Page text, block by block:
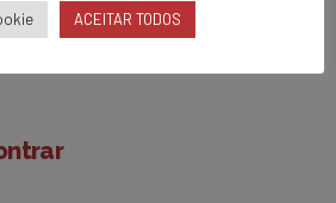
ACEITAR TODOS